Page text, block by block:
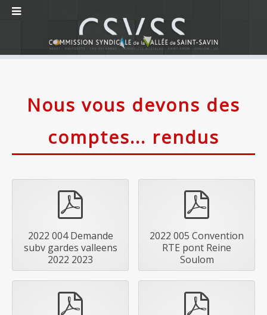
Nous vous devons des
comptes... rendus
2022 004 Demande
subv gardes valleens
2022 2023
2022 005 Convention
RTE pont Reine
Soulom